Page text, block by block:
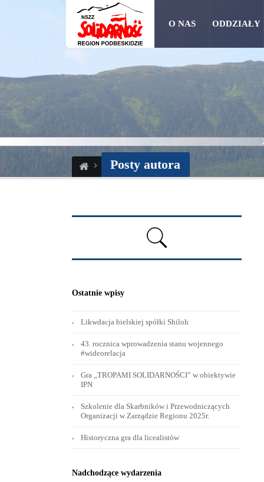
O NAS ODDZIAŁY
Posty autora
Ostatnie wpisy
Likwdacja bielskiej spółki Shiloh
43. rocznica wprowadzenia stanu wojennego
#wideorelacja
Gra „TROPAMI SOLIDARNOŚCI” w obiektywie
IPN
Szkolenie dla Skarbników i Przewodniczących
Organizacji w Zarządzie Regionu 2025r.
Historyczna gra dla licealistów
Nadchodzące wydarzenia